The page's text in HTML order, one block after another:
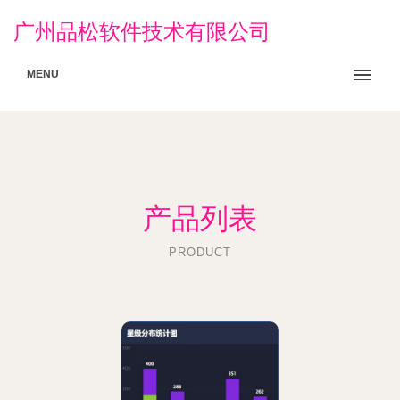
广州品松软件技术有限公司
MENU
产品列表
PRODUCT